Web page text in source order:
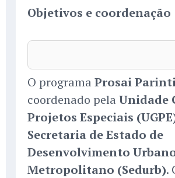
Objetivos e coordenação
O programa Prosai
coordenado pela Unidade
Projetos Especiais
Secretaria de Estado de
Desenvolvimento
Metropolitano (Sedurb).